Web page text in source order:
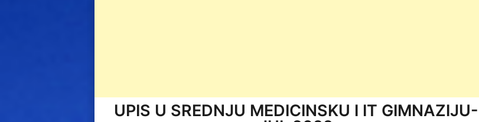
UPIS U SREDNJU MEDICINSKU I IT GIMNAZIJU-